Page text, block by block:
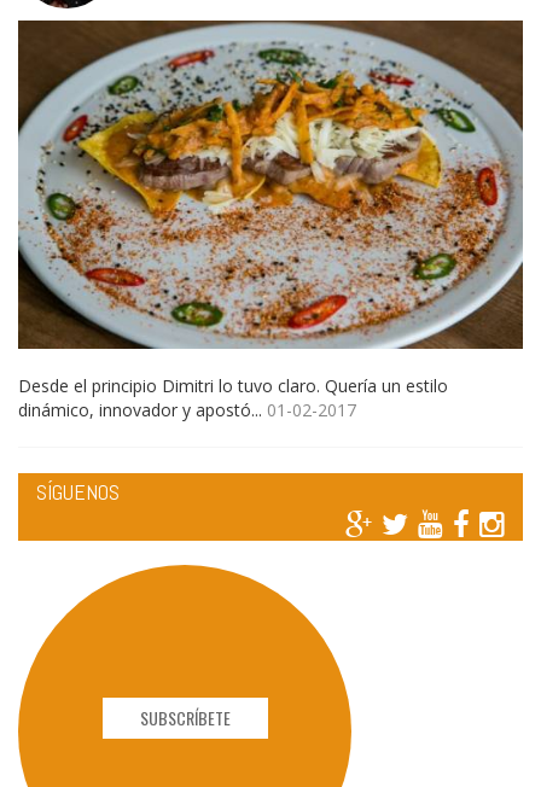
Desde el principio Dimitri lo tuvo claro. Quería un estilo
dinámico, innovador y apostó... 01-02-2017
SÍGUENOS
SUBSCRÍBETE